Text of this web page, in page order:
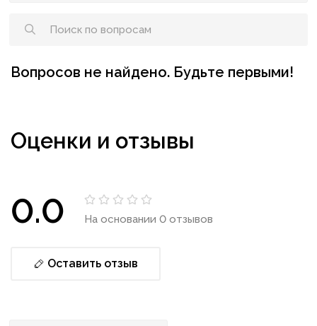
Вопросов не найдено. Будьте первыми!
Оценки и отзывы
0.0 На основании 0 отзывов
Оставить отзыв